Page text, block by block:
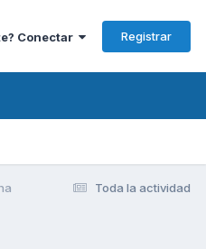
Conectar Registrar
Toda la actividad